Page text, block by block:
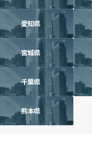
愛知県
宮城県
千葉県
熊本県